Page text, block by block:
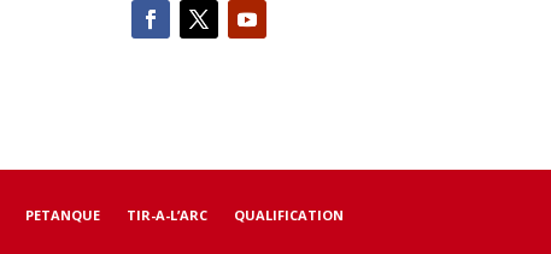
PETANQUE TIR-A-L’ARC QUALIFICATION